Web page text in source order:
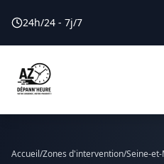
24h/24 - 7j/7
Accueil/Zones d'intervention/Seine-